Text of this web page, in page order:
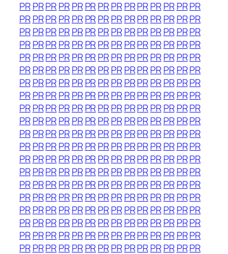
PRPRPRPRPR PRPRPRPRPRPRPR PRPR
PRPRPRPRPR PRPRPRPRPRPRPR PRPR
PRPRPRPRPR PRPRPRPRPRPRPR PRPR
PRPRPRPRPR PRPRPRPRPRPRPR PRPR
PRPRPRPRPR PRPRPRPRPRPRPR PRPR
PRPRPRPRPR PRPRPRPRPRPRPR PRPR
PRPRPRPRPR PRPRPRPRPRPRPR PRPR
PRPRPRPRPR PRPRPRPRPRPRPR PRPR
PRPRPRPRPR PRPRPRPRPRPRPR PRPR
PRPRPRPRPR PRPRPRPRPRPRPR PRPR
PRPRPRPRPR PRPRPRPRPRPRPR PRPR
PRPRPRPRPR PRPRPRPRPRPRPR PRPR
PRPRPRPRPR PRPRPRPRPRPRPR PRPR
PRPRPRPRPR PRPRPRPRPRPRPR PRPR
PRPRPRPRPR PRPRPRPRPRPRPR PRPR
PRPRPRPRPR PRPRPRPRPRPRPR PRPR
PRPRPRPRPR PRPRPRPRPRPRPR PRPR
PRPRPRPRPR PRPRPRPRPRPRPR PRPR
PRPRPRPRPR PRPRPRPRPRPRPR PRPR
PRPRPRPRPR PRPRPRPRPRPRPR PRPR